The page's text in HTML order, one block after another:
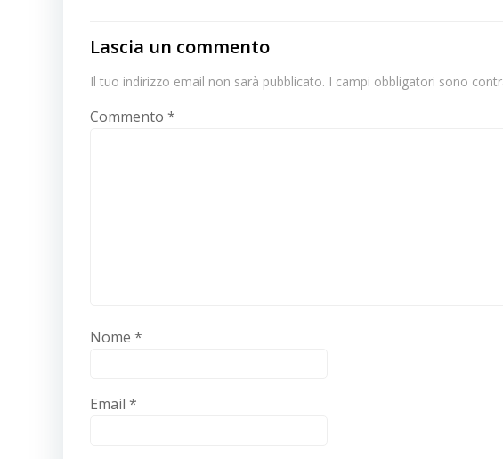
Lascia un commento
Il tuo indirizzo email non sarà pubblicato. I campi obbligatori sono
Commento *
Nome *
Email *